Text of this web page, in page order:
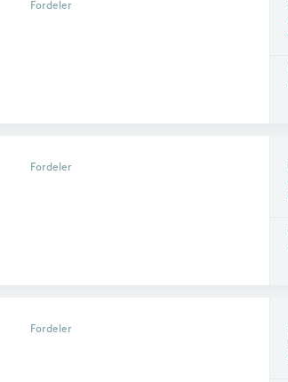
Fordeler
Fordeler
Fordeler